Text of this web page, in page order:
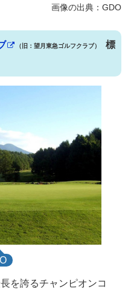
（旧：望月東急ゴルフクラブ）
標
を誇るチャンピオンコ